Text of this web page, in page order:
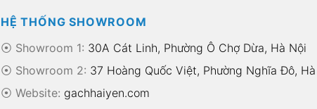
HỆ THỐNG SHOWROOM
⦿ Showroom 1: 30A Cát Linh, Phường Ô Chợ Dừa, Hà Nội
⦿ Showroom 2: 37 Hoàng Quốc Việt, Phường Nghĩa Đô,
⦿ Website: gachhaiyen.com